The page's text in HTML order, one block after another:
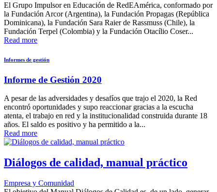
El Grupo Impulsor en Educación de RedEAmérica, conformado por
la Fundación Arcor (Argentina), la Fundación Propagas (República
Dominicana), la Fundación Sara Raier de Rassmuss (Chile), la
Fundación Terpel (Colombia) y la Fundación Otacílio Coser...
Read more
Informes de gestión
Informe de Gestión 2020
A pesar de las adversidades y desafíos que trajo el 2020, la Red
encontró oportunidades y supo reaccionar gracias a la escucha
atenta, el trabajo en red y la institucionalidad construida durante 18
años. El saldo es positivo y ha permitido a la...
Read more
Diálogos de calidad, manual práctico
Empresa y Comunidad